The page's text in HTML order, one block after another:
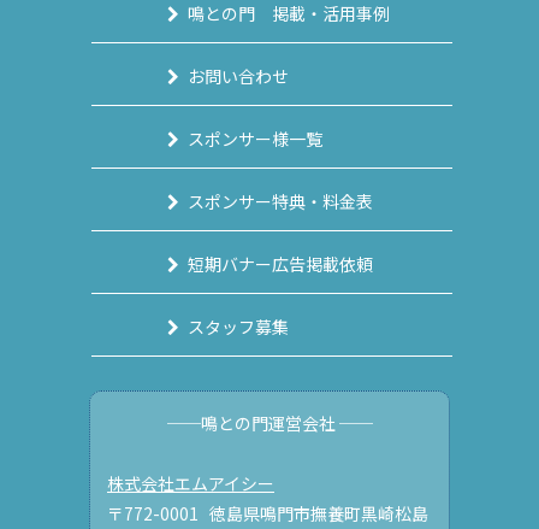
鳴との門 掲載・活用事例
お問い合わせ
スポンサー様一覧
スポンサー特典・料金表
短期バナー広告掲載依頼
スタッフ募集
──鳴との門運営会社 ──
株式会社エムアイシー
〒772-0001 徳島県鳴門市撫養町黒崎松島